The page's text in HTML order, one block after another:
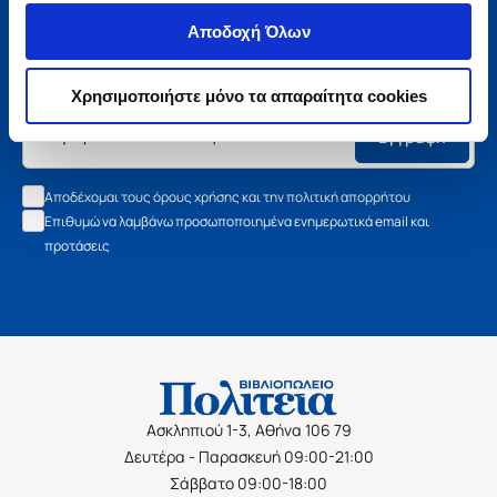
Αποδοχή Όλων
Χρησιμοποιήστε μόνο τα απαραίτητα cookies
Μάθετε τα νέα της Πολιτείας
Εγγραφείτε στο newsletter μας και μάθετε πρώτοι όλα τα
νέα βιβλία, τις εξαιρετικές τιμές και τις εκδηλώσεις μας.
Εγγραφή
Αποδέχομαι τους όρους χρήσης και την πολιτική απορρήτου
Επιθυμώ να λαμβάνω προσωποποιημένα ενημερωτικά email και
προτάσεις
Ασκληπιού 1-3, Αθήνα 106 79
Δευτέρα - Παρασκευή 09:00-21:00
Σάββατο 09:00-18:00